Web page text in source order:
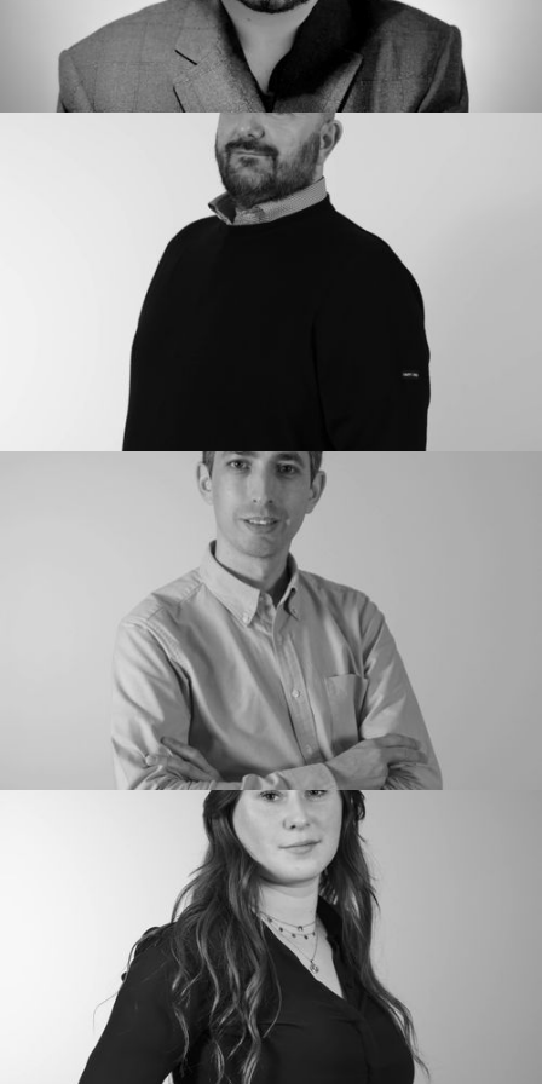
Responsable Administratif & Financier
WILLIAM RÉJAULT
Directeur production conseil
Insights, Formation, Conseil
LAUREANO MON
Directeur trend analyst & strategic planner
Insights, Formation, Conseil